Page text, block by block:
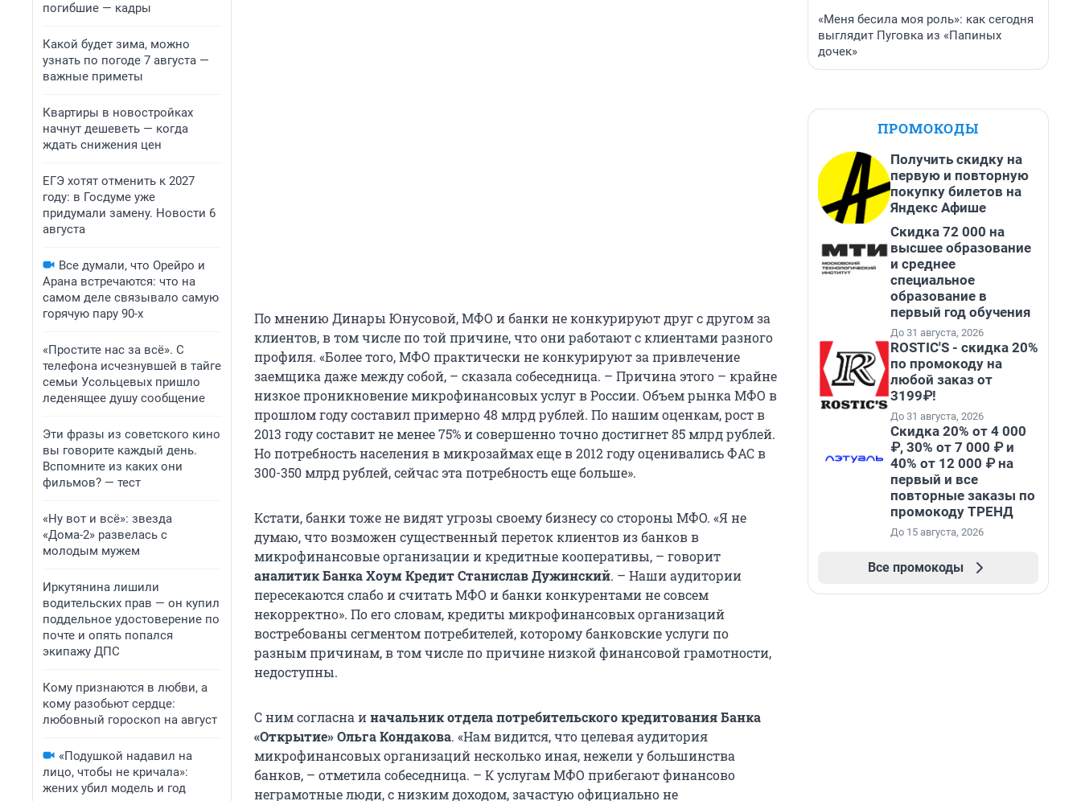
погибшие — кадры
Какой будет зима, можно
узнать по погоде 7 августа —
важные приметы
Квартиры в новостройках
начнут дешеветь — когда
ждать снижения цен
ЕГЭ хотят отменить к 2027
году: в Госдуме уже
придумали замену. Новости 6
августа
Все думали, что Орейро и
Арана встречаются: что на
самом деле связывало самую
горячую пару 90-х
«Простите нас за всё». С
телефона исчезнувшей в тайге
семьи Усольцевых пришло
леденящее душу сообщение
Эти фразы из советского кино
вы говорите каждый день.
Вспомните из каких они
фильмов? — тест
«Ну вот и всё»: звезда
«Дома-2» развелась с
молодым мужем
Иркутянина лишили
водительских прав — он купил
поддельное удостоверение по
почте и опять попался
экипажу ДПС
Кому признаются в любви, а
кому разобьют сердце:
любовный гороскоп на август
«Подушкой надавил на
лицо, чтобы не кричала»:
жених убил модель и год
По мнению Динары Юнусовой, МФО и банки не конкурируют друг с другом за
клиентов, в том числе по той причине, что они работают с клиентами разного
профиля. «Более того, МФО практически не конкурируют за привлечение
заемщика даже между собой, – сказала собеседница. – Причина этого – крайне
низкое проникновение микрофинансовых услуг в России. Объем рынка МФО в
прошлом году составил примерно 48 млрд рублей. По нашим оценкам, рост в
2013 году составит не менее 75% и совершенно точно достигнет 85 млрд рублей.
Но потребность населения в микрозаймах еще в 2012 году оценивались ФАС в
300-350 млрд рублей, сейчас эта потребность еще больше».
Кстати, банки тоже не видят угрозы своему бизнесу со стороны МФО. «Я не
думаю, что возможен существенный переток клиентов из банков в
микрофинансовые организации и кредитные кооперативы, – говорит
аналитик Банка Хоум КредитСтанислав Дужинский. – Наши аудитории
пересекаются слабо и считать МФО и банки конкурентами не совсем
некорректно». По его словам, кредиты микрофинансовых организаций
востребованы сегментом потребителей, которому банковские услуги по
разным причинам, в том числе по причине низкой финансовой грамотности,
недоступны.
С ним согласна иначальник отдела потребительского кредитования Банка
«Открытие» Ольга Кондакова. «Нам видится, что целевая аудитория
микрофинансовых организаций несколько иная, нежели у большинства
банков, – отметила собеседница. – К услугам МФО прибегают финансово
неграмотные люди, с низким доходом, зачастую официально не
«Меня бесила моя роль»: как сегодня
выглядит Пуговка из «Папиных
дочек»
ПРОМОКОДЫ
Получить скидку на
первую и повторную
покупку билетов на
Яндекс Афише
Скидка 72 000 на
высшее образование
и среднее
специальное
образование в
первый год обучения
До 31 августа, 2026
ROSTIC'S - скидка 20%
по промокоду на
любой заказ от
3199₽!
До 31 августа, 2026
Скидка 20% от 4 000
₽, 30% от 7 000 ₽ и
40% от 12 000 ₽ на
первый и все
повторные заказы по
промокоду ТРЕНД
До 15 августа, 2026
Все промокоды